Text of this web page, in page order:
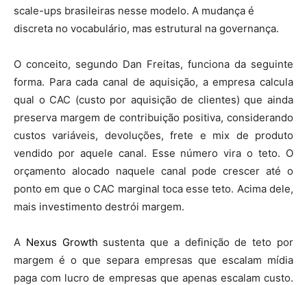
scale-ups brasileiras nesse modelo. A mudança é
discreta no vocabulário, mas estrutural na governança.
O conceito, segundo Dan Freitas, funciona da seguinte
forma. Para cada canal de aquisição, a empresa calcula
qual o CAC (custo por aquisição de clientes) que ainda
preserva margem de contribuição positiva, considerando
custos variáveis, devoluções, frete e mix de produto
vendido por aquele canal. Esse número vira o teto. O
orçamento alocado naquele canal pode crescer até o
ponto em que o CAC marginal toca esse teto. Acima dele,
mais investimento destrói margem.
A Nexus Growth sustenta que a definição de teto por
margem é o que separa empresas que escalam mídia
paga com lucro de empresas que apenas escalam custo.